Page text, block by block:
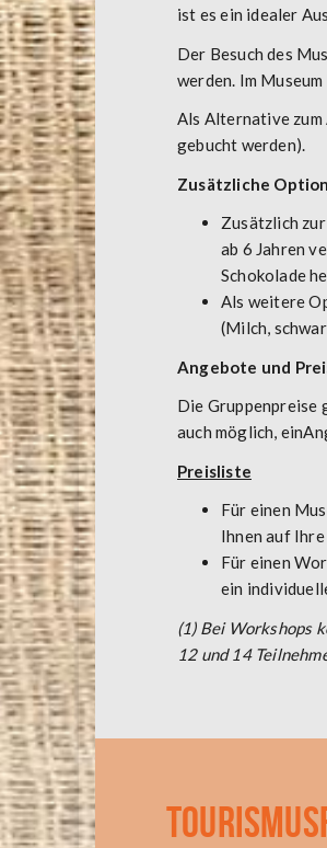
ist es ein idealer
Der Besuch des
werden. Im
Als Alternative zum
gebucht werden).
Zusätzliche
Zusätzlich
ab 6 Jahren
Schokolade
Als weitere
(Milch,
Angebote und
Die Gruppenpreise
auch möglich,
Preisliste
Für einen
Ihnen auf
Für einen
ein
(1) Bei Workshops
12 und 14